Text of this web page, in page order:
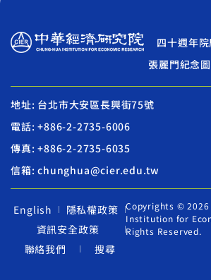
四十週年院
張麗門紀念
地址: 台北市大安區長興街75號
電話: +886-2-2735-6006
傳真: +886-2-2735-6035
信箱: chunghua@cier.edu.tw
English
隱私權政策
資訊安全政策
聯絡我們
搜尋
Copyrights © 2026
Institution for
Rights Reserved.